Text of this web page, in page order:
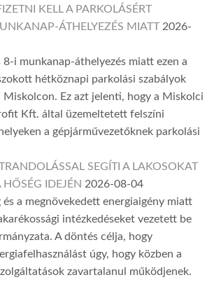
KELL A PARKOLÁSÉRT
ÁTHELYEZÉS MIATT 2026-
i munkanap-áthelyezés miatt ezen a
hétköznapi parkolási szabályok
Miskolcon. Ez azt jelenti, hogy a Miskolci
Kft. által üzemeltetett felszíni
a gépjárművezetőknek parkolási
SEGÍTI A LAKOSOKAT
IDEJÉN 2026-08-04
a megnövekedett energiaigény miatt
intézkedéseket vezetett be
A döntés célja, hogy
úgy, hogy közben a
zavartalanul működjenek.